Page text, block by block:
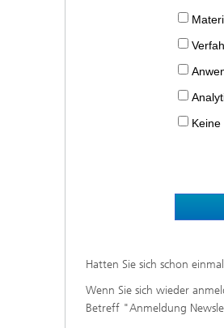
Hatten Sie sich schon
Wenn Sie sich wieder
Betreff "Anmeldung